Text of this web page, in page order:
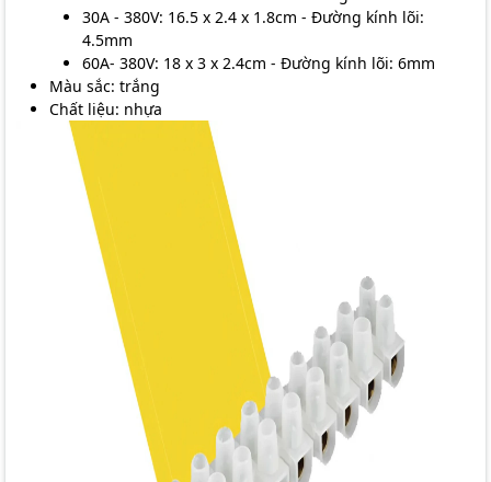
30A - 380V: 16.5 x 2.4 x 1.8cm - Đường kính lõi:
4.5mm
60A- 380V: 18 x 3 x 2.4cm - Đường kính lõi: 6mm
Màu sắc: trắng
Chất liệu: nhựa